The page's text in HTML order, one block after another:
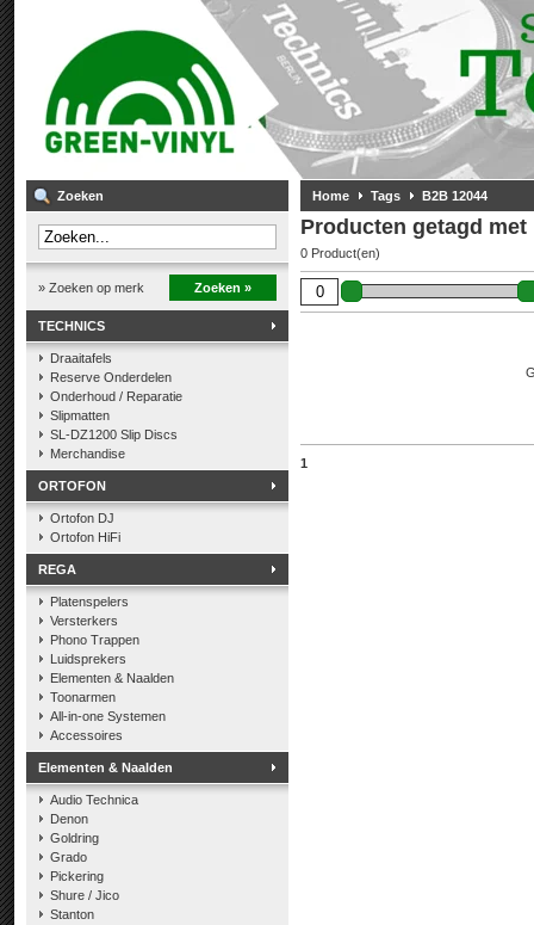
Zoeken
» Zoeken op merk Zoeken »
TECHNICS
Draaitafels
Reserve Onderdelen
Onderhoud / Reparatie
Slipmatten
SL-DZ1200 Slip Discs
Merchandise
ORTOFON
Ortofon DJ
Ortofon HiFi
REGA
Platenspelers
Versterkers
Phono Trappen
Luidsprekers
Elementen & Naalden
Toonarmen
All-in-one Systemen
Accessoires
Elementen & Naalden
Audio Technica
Denon
Goldring
Grado
Pickering
Shure / Jico
Stanton
Home Tags B2B 12044
Producten getagd met
0 Product(en)
1